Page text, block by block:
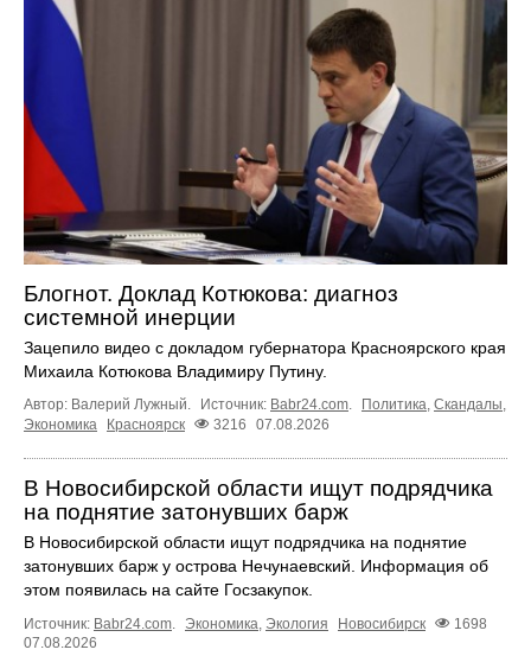
Блогнот. Доклад Котюкова: диагноз
системной инерции
Зацепило видео с докладом губернатора Красноярского края
Михаила Котюкова Владимиру Путину.
Автор: Валерий Лужный. Источник: Babr24.com. Политика, Скандалы,
Экономика
Красноярск 3216 07.08.2026
В Новосибирской области ищут подрядчика
на поднятие затонувших барж
В Новосибирской области ищут подрядчика на поднятие
затонувших барж у острова Нечунаевский. Информация об
этом появилась на сайте Госзакупок.
Источник: Babr24.com. Экономика, Экология Новосибирск
1698
07.08.2026